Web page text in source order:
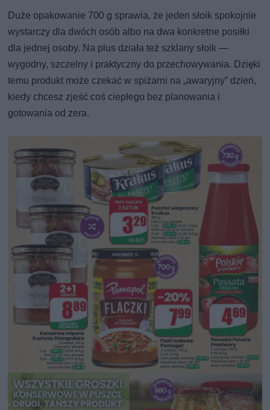
Duże opakowanie 700 g sprawia, że jeden słoik spokojnie
wystarczy dla dwóch osób albo na dwa konkretne posiłki
dla jednej osoby. Na plus działa też szklany słoik —
wygodny, szczelny i praktyczny do przechowywania. Dzięki
temu produkt może czekać w spiżarni na „awaryjny” dzień,
kiedy chcesz zjeść coś ciepłego bez planowania i
gotowania od zera.